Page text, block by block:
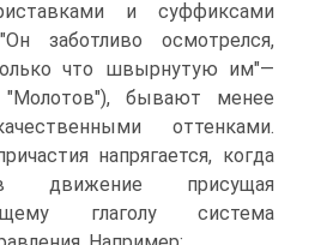
и суффиксами
заботливо осмотрелся,
что швырнутую им"—
"Молотов"), бывают менее
оттенками.
напрягается, когда
движение присущая
глаголу система